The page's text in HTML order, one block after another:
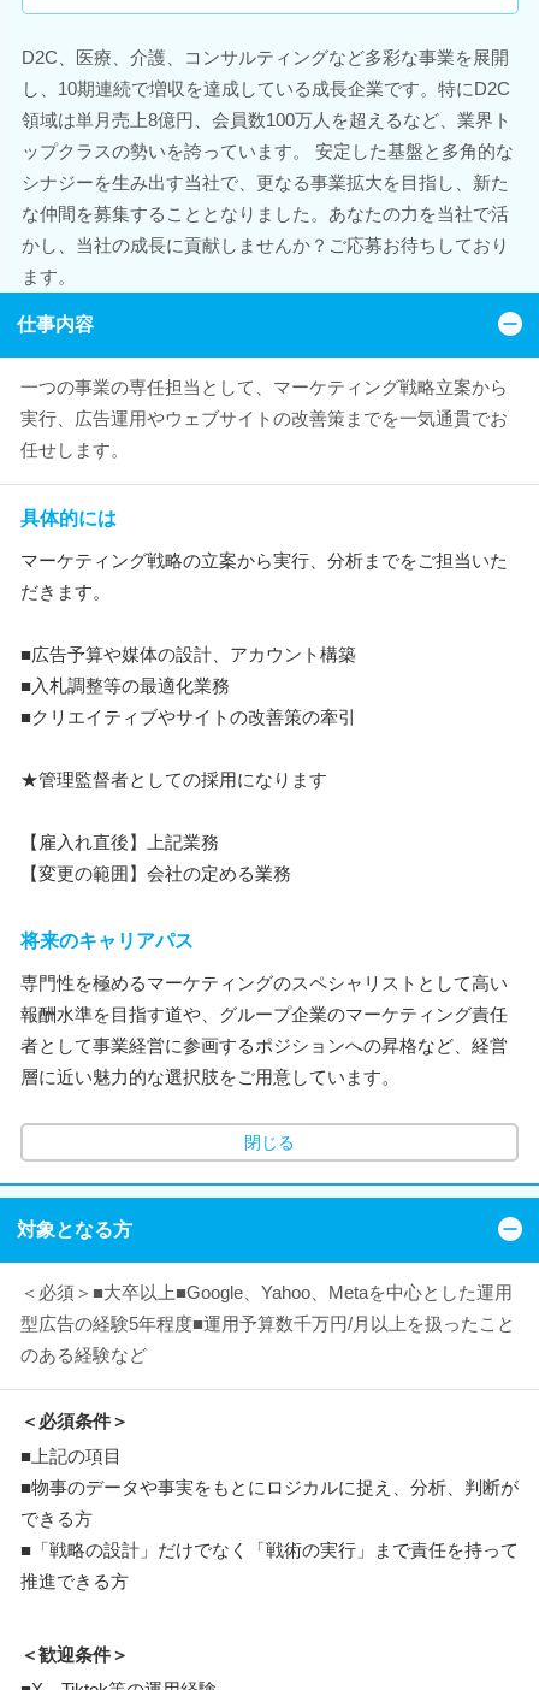
D2C、医療、介護、コンサルティングなど多彩な事業を展開
し、10期連続で増収を達成している成長企業です。特にD2C
領域は単月売上8億円、会員数100万人を超えるなど、業界ト
ップクラスの勢いを誇っています。 安定した基盤と多角的な
シナジーを生み出す当社で、更なる事業拡大を目指し、新た
な仲間を募集することとなりました。あなたの力を当社で活
かし、当社の成長に貢献しませんか？ご応募お待ちしており
ます。
仕事内容
一つの事業の専任担当として、マーケティング戦略立案から
実行、広告運用やウェブサイトの改善策までを一気通貫でお
任せします。
具体的には
マーケティング戦略の立案から実行、分析までをご担当いた
だきます。
■広告予算や媒体の設計、アカウント構築
■入札調整等の最適化業務
■クリエイティブやサイトの改善策の牽引
★管理監督者としての採用になります
【雇入れ直後】上記業務
【変更の範囲】会社の定める業務
将来のキャリアパス
専門性を極めるマーケティングのスペシャリストとして高い
報酬水準を目指す道や、グループ企業のマーケティング責任
者として事業経営に参画するポジションへの昇格など、経営
層に近い魅力的な選択肢をご用意しています。
閉じる
対象となる方
＜必須＞■大卒以上■Google、Yahoo、Metaを中心とした運用
型広告の経験5年程度■運用予算数千万円/月以上を扱ったこと
のある経験など
＜必須条件＞
■上記の項目
■物事のデータや事実をもとにロジカルに捉え、分析、判断が
できる方
■「戦略の設計」だけでなく「戦術の実行」まで責任を持って
推進できる方
＜歓迎条件＞